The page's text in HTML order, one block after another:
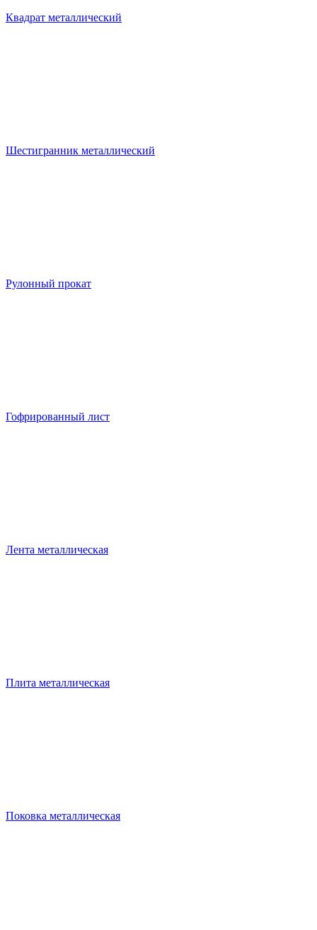
Квадрат металлический
Шестигранник металлический
Рулонный прокат
Гофрированный лист
Лента металлическая
Плита металлическая
Поковка металлическая